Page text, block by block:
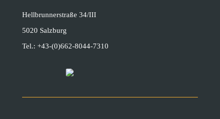
Hellbrunnerstraße 34/III
5020 Salzburg
Tel.: +43-(0)662-8044-7310